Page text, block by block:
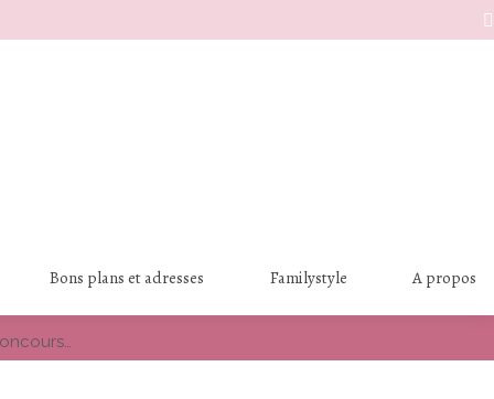
Bons plans et adresses Familystyle A propos